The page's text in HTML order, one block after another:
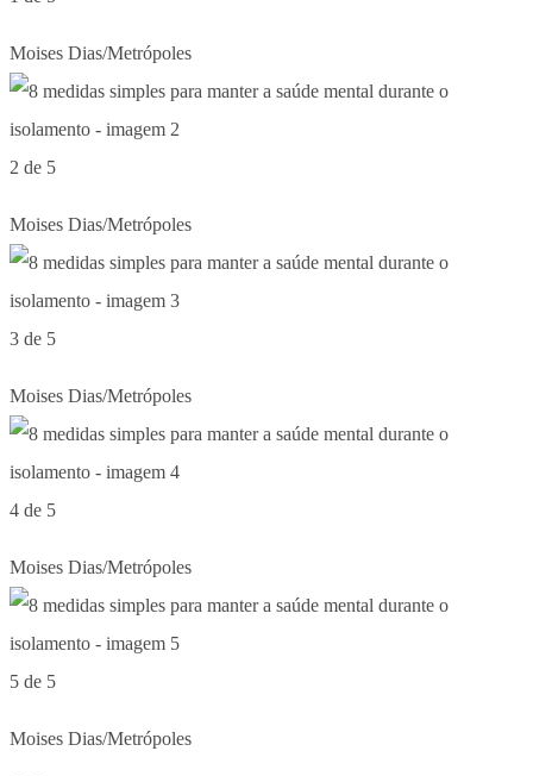
Moises Dias/Metrópoles
2 de 5
Moises Dias/Metrópoles
3 de 5
Moises Dias/Metrópoles
4 de 5
Moises Dias/Metrópoles
5 de 5
Moises Dias/Metrópoles